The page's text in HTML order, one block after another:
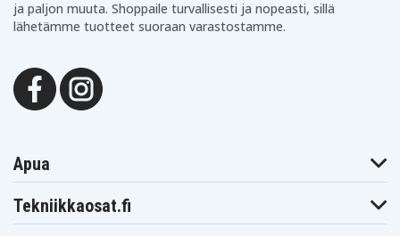
ja paljon muuta. Shoppaile turvallisesti ja nopeasti, sillä
lähetämme tuotteet suoraan varastostamme.
Apua
Tekniikkaosat.fi